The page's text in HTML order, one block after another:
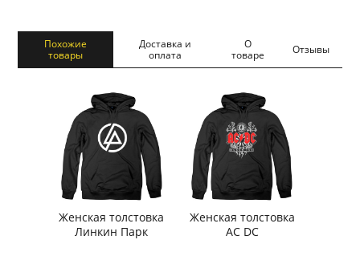
Похожие
товары
Доставка и
оплата
О
товаре
Отзывы
Женская толстовка
Линкин Парк
Женская толстовка
AC DC